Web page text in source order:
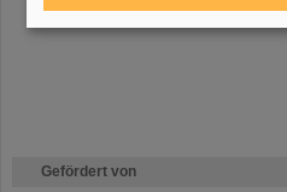
Gefördert von